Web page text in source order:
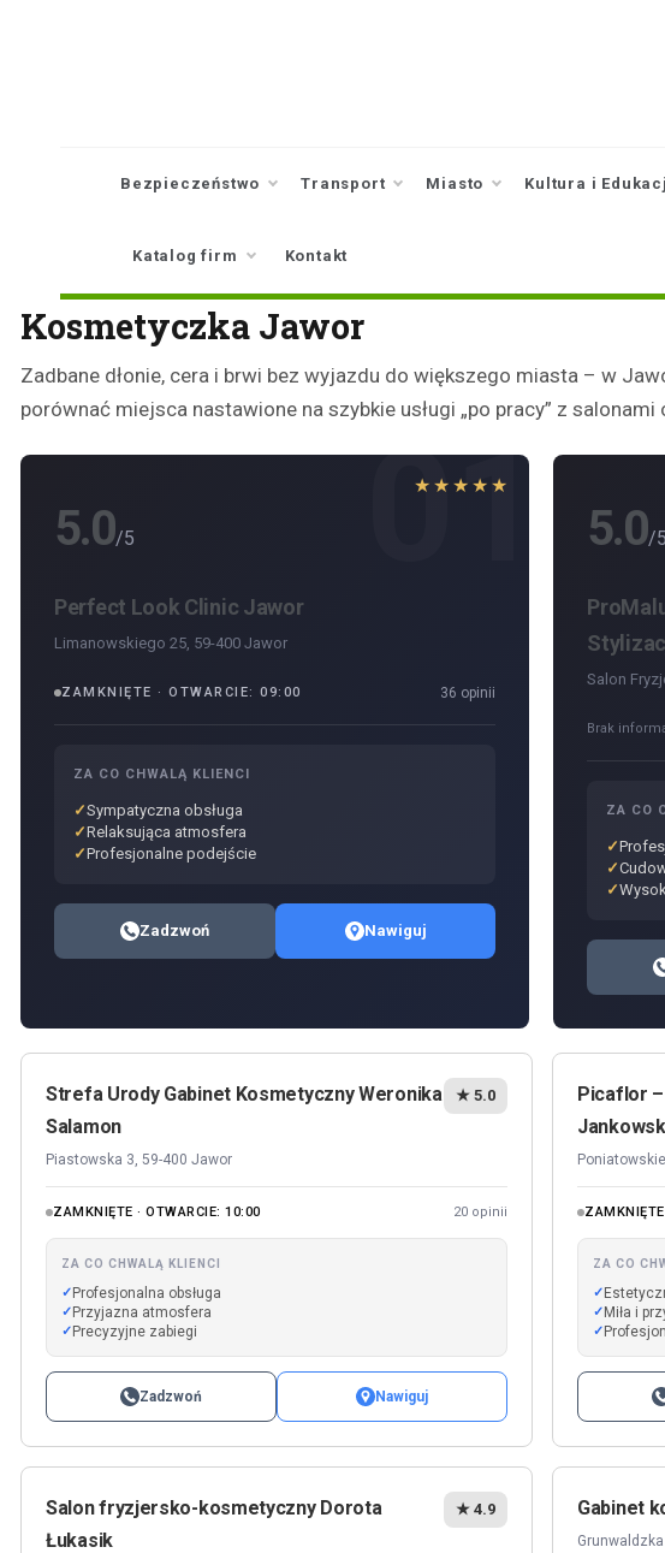
Bezpieczeństwo Transport Miasto Kultura i
Katalog firm Kontakt
Kosmetyczka Jawor
Zadbane dłonie, cera i brwi bez wyjazdu do większego miasta – w
porównać miejsca nastawione na szybkie usługi „po pracy” z
01
★★★★★
5.0/5
Perfect Look Clinic Jawor
Limanowskiego 25, 59-400 Jawor
ZAMKNIĘTE · OTWARCIE: 09:00 36 opinii
ZA CO CHWALĄ KLIENCI
Sympatyczna obsługa
Relaksująca atmosfera
Profesjonalne podejście
Zadzwoń Nawiguj
5.0/5
Salon
Brak
ZA CO
Strefa Urody Gabinet Kosmetyczny Weronika
Salamon
Piastowska 3, 59-400 Jawor
★ 5.0
ZAMKNIĘTE · OTWARCIE: 10:00 20 opinii
ZA CO CHWALĄ KLIENCI
Profesjonalna obsługa
Przyjazna atmosfera
Precyzyjne zabiegi
Zadzwoń Nawiguj
Picaflor
ZA CO
Miła i
Salon fryzjersko-kosmetyczny Dorota
Łukasik
★ 4.9 Gabinet